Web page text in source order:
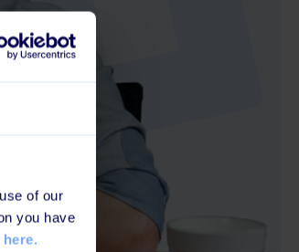
of our
you have